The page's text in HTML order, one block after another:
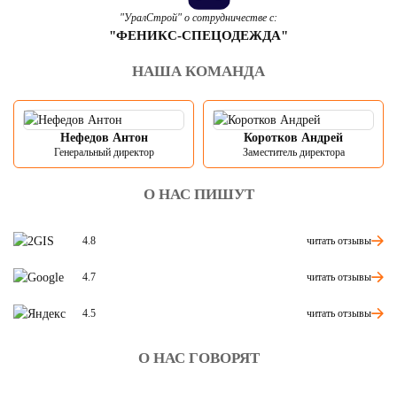
"УралСтрой" о сотрудничестве с:
"ФЕНИКС-СПЕЦОДЕЖДА"
НАША КОМАНДА
Нефедов Антон
Генеральный директор
Коротков Андрей
Заместитель директора
О НАС ПИШУТ
4.8 читать отзывы
4.7 читать отзывы
4.5 читать отзывы
О НАС ГОВОРЯТ